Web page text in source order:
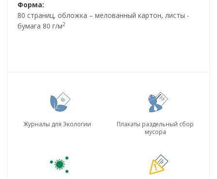
Форма:
80 страниц, обложка – мелованный картон, листы -
бумага 80 г/м2
Журналы для Экологии
Плакаты раздельный сбор
мусора